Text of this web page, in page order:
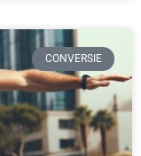
CONVERSIE